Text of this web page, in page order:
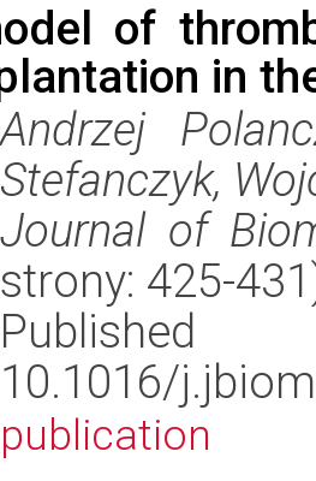
of
in
Andrzej
Stefanczyk,
Journal of
strony: 425-
Published
10.1016/
publication